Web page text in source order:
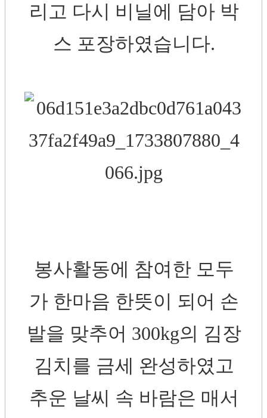
리고 다시 비닐에 담아 박
스 포장하였습니다.
봉사활동에 참여한 모두
가 한마음 한뜻이 되어 손
발을 맞추어 300kg의 김장
김치를 금세 완성하였고
추운 날씨 속 바람은 매서